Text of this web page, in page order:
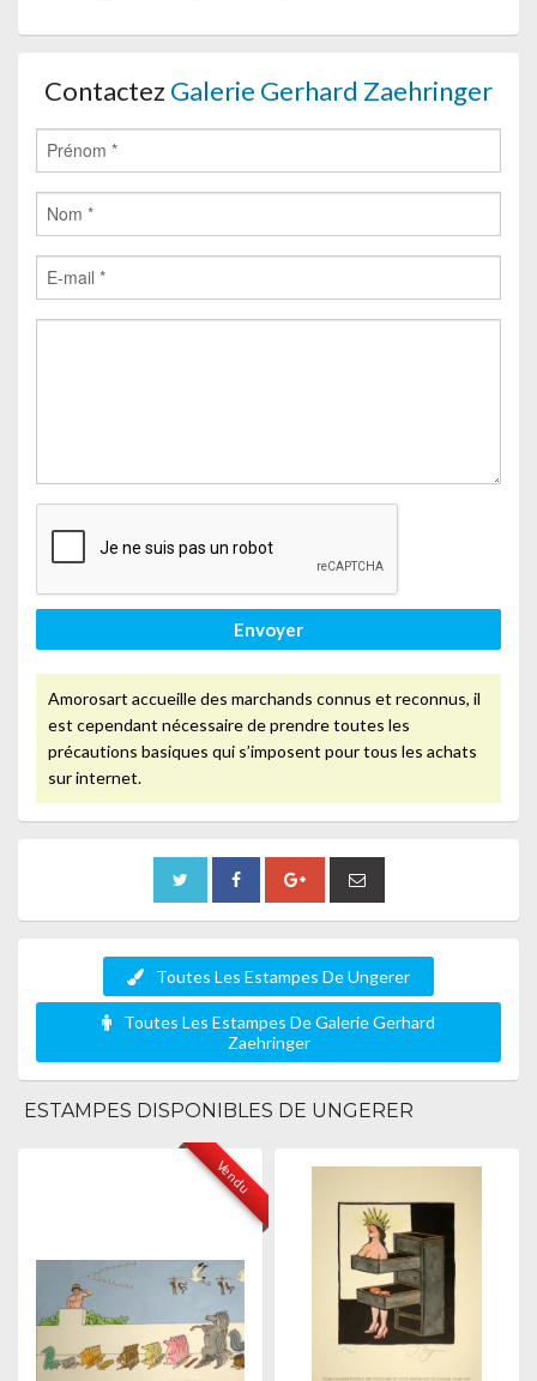
Contactez Galerie Gerhard Zaehringer
Envoyer
Amorosart accueille des marchands connus et reconnus, il
est cependant nécessaire de prendre toutes les
précautions basiques qui s’imposent pour tous les achats
sur internet.
Toutes Les Estampes De Ungerer
Toutes Les Estampes De Galerie Gerhard
Zaehringer
ESTAMPES DISPONIBLES DE UNGERER
Vendu